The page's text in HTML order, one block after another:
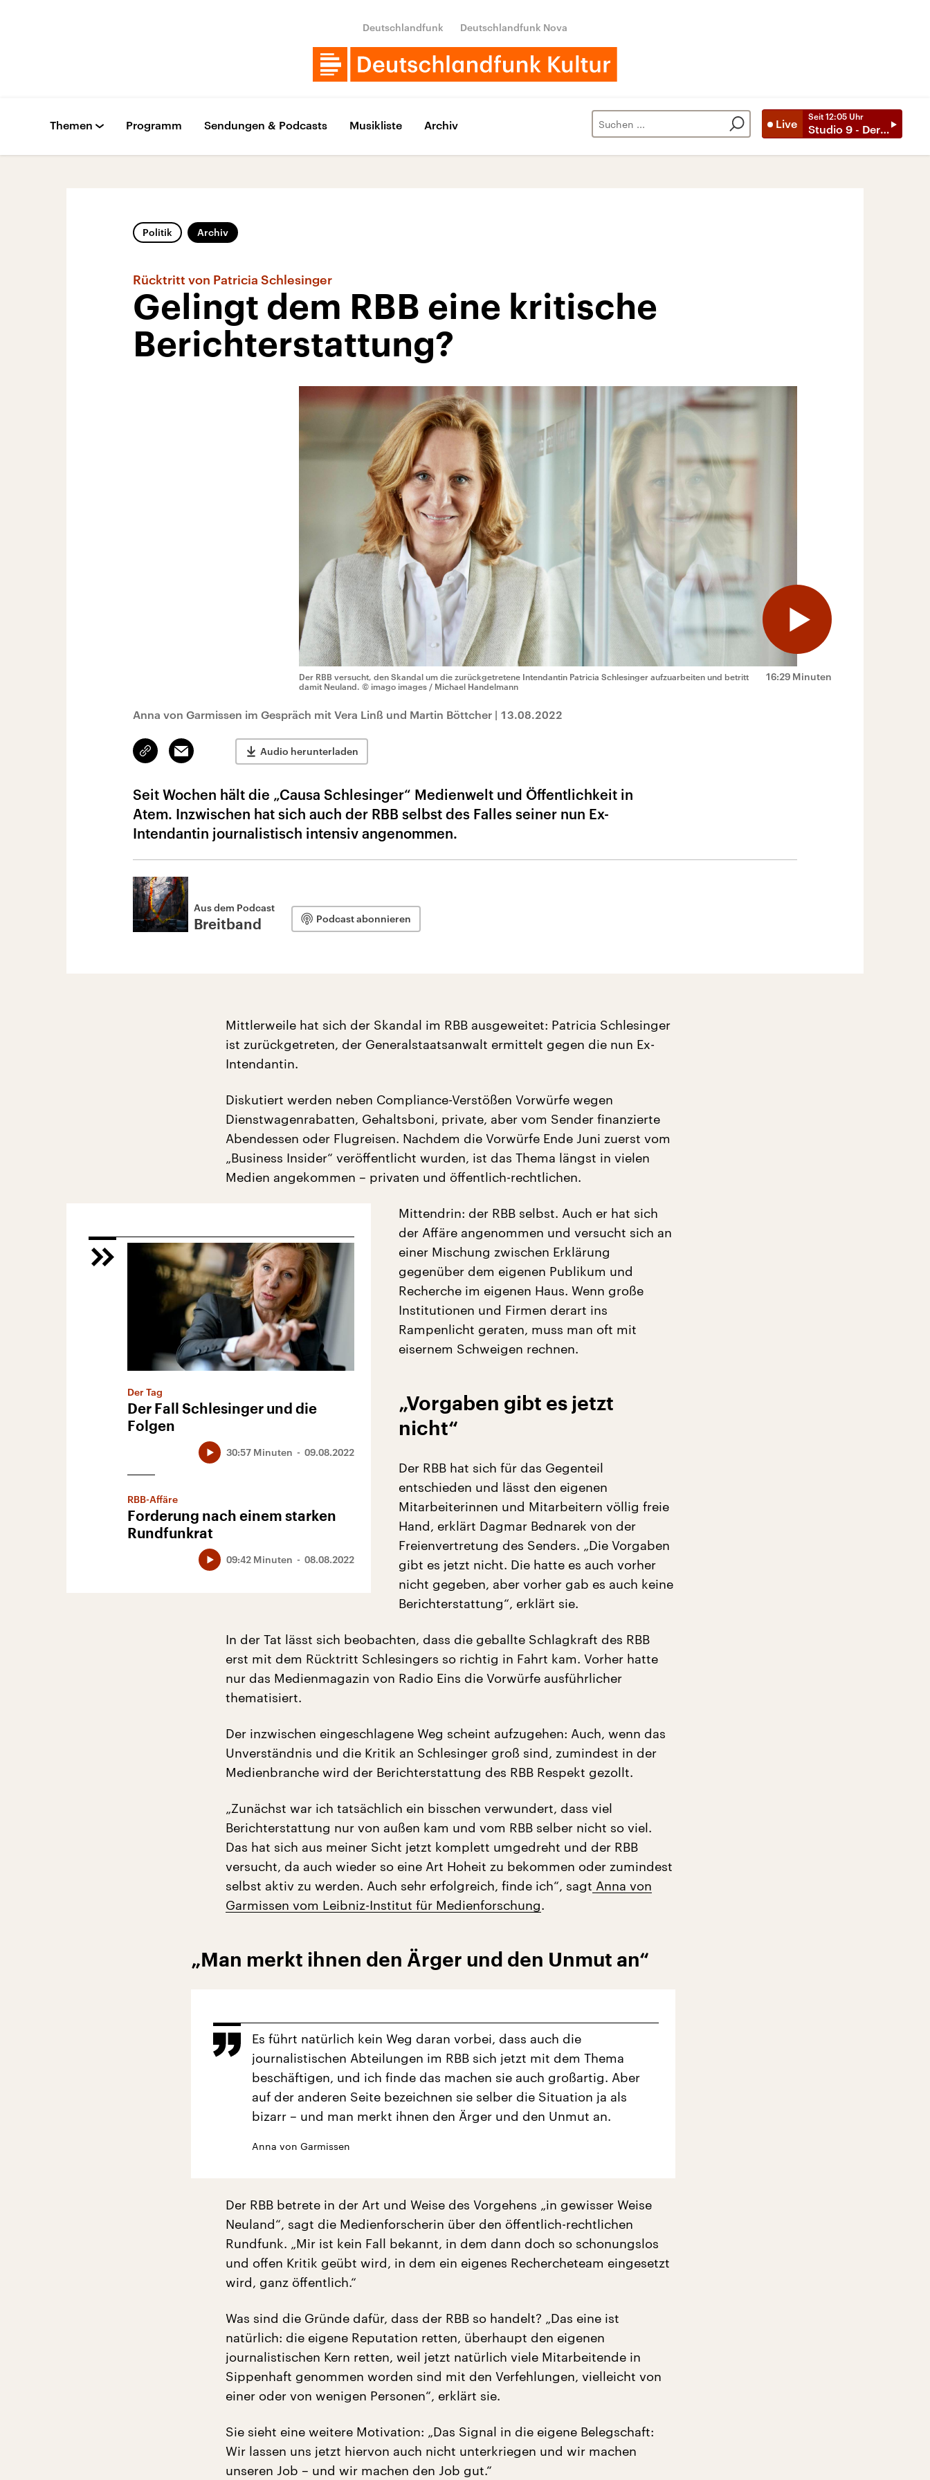
Deutschlandfunk Deutschlandfunk Nova
Live
Seit 12:05 Uhr
Studio 9 - Der Tag mit
Themen Programm Sendungen & Podcasts Musikliste Archiv
Politik Archiv
Rücktritt von Patricia Schlesinger
Gelingt dem RBB eine kritische
Berichterstattung?
16:29 Minuten
Der RBB versucht, den Skandal um die zurückgetretene Intendantin Patricia Schlesinger aufzuarbeiten und betritt
damit Neuland. © imago images / Michael Handelmann
Anna von Garmissen im Gespräch mit Vera Linß und Martin Böttcher | 13.08.2022
Link
kopieren/teilen
Email Audio herunterladen
Seit Wochen hält die „Causa Schlesinger“ Medienwelt und Öffentlichkeit in
Atem. Inzwischen hat sich auch der RBB selbst des Falles seiner nun Ex-
Intendantin journalistisch intensiv angenommen.
Aus dem Podcast
Breitband Podcast abonnieren
Mittlerweile hat sich der Skandal im RBB ausgeweitet: Patricia Schlesinger
ist zurückgetreten, der Generalstaatsanwalt ermittelt gegen die nun Ex-
Intendantin.
Diskutiert werden neben Compliance-Verstößen Vorwürfe wegen
Dienstwagenrabatten, Gehaltsboni, private, aber vom Sender finanzierte
Abendessen oder Flugreisen. Nachdem die Vorwürfe Ende Juni zuerst vom
„Business Insider“ veröffentlicht wurden, ist das Thema längst in vielen
Medien angekommen – privaten und öffentlich-rechtlichen.
Der Tag
Der Fall Schlesinger und die
Folgen
09.08.2022
30:57 Minuten
RBB-Affäre
Forderung nach einem starken
Rundfunkrat
08.08.2022
09:42 Minuten
Mittendrin: der RBB selbst. Auch er hat sich
der Affäre angenommen und versucht sich an
einer Mischung zwischen Erklärung
gegenüber dem eigenen Publikum und
Recherche im eigenen Haus. Wenn große
Institutionen und Firmen derart ins
Rampenlicht geraten, muss man oft mit
eisernem Schweigen rechnen.
„Vorgaben gibt es jetzt
nicht“
Der RBB hat sich für das Gegenteil
entschieden und lässt den eigenen
Mitarbeiterinnen und Mitarbeitern völlig freie
Hand, erklärt Dagmar Bednarek von der
Freienvertretung des Senders. „Die Vorgaben
gibt es jetzt nicht. Die hatte es auch vorher
nicht gegeben, aber vorher gab es auch keine
Berichterstattung“, erklärt sie.
In der Tat lässt sich beobachten, dass die geballte Schlagkraft des RBB
erst mit dem Rücktritt Schlesingers so richtig in Fahrt kam. Vorher hatte
nur das Medienmagazin von Radio Eins die Vorwürfe ausführlicher
thematisiert.
Der inzwischen eingeschlagene Weg scheint aufzugehen: Auch, wenn das
Unverständnis und die Kritik an Schlesinger groß sind, zumindest in der
Medienbranche wird der Berichterstattung des RBB Respekt gezollt.
„Zunächst war ich tatsächlich ein bisschen verwundert, dass viel
Berichterstattung nur von außen kam und vom RBB selber nicht so viel.
Das hat sich aus meiner Sicht jetzt komplett umgedreht und der RBB
versucht, da auch wieder so eine Art Hoheit zu bekommen oder zumindest
selbst aktiv zu werden. Auch sehr erfolgreich, finde ich“, sagt Anna von
Garmissen vom Leibniz-Institut für Medienforschung.
„Man merkt ihnen den Ärger und den Unmut an“
Es führt natürlich kein Weg daran vorbei, dass auch die
journalistischen Abteilungen im RBB sich jetzt mit dem Thema
beschäftigen, und ich finde das machen sie auch großartig. Aber
auf der anderen Seite bezeichnen sie selber die Situation ja als
bizarr – und man merkt ihnen den Ärger und den Unmut an.
Anna von Garmissen
Der RBB betrete in der Art und Weise des Vorgehens „in gewisser Weise
Neuland“, sagt die Medienforscherin über den öffentlich-rechtlichen
Rundfunk. „Mir ist kein Fall bekannt, in dem dann doch so schonungslos
und offen Kritik geübt wird, in dem ein eigenes Rechercheteam eingesetzt
wird, ganz öffentlich.“
Was sind die Gründe dafür, dass der RBB so handelt? „Das eine ist
natürlich: die eigene Reputation retten, überhaupt den eigenen
journalistischen Kern retten, weil jetzt natürlich viele Mitarbeitende in
Sippenhaft genommen worden sind mit den Verfehlungen, vielleicht von
einer oder von wenigen Personen“, erklärt sie.
Sie sieht eine weitere Motivation: „Das Signal in die eigene Belegschaft:
Wir lassen uns jetzt hiervon auch nicht unterkriegen und wir machen
unseren Job – und wir machen den Job gut.“